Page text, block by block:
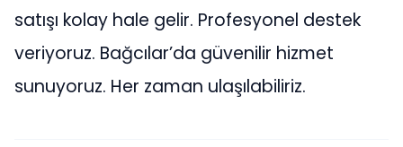
satışı kolay hale gelir. Profesyonel destek
veriyoruz. Bağcılar’da güvenilir hizmet
sunuyoruz. Her zaman ulaşılabiliriz.